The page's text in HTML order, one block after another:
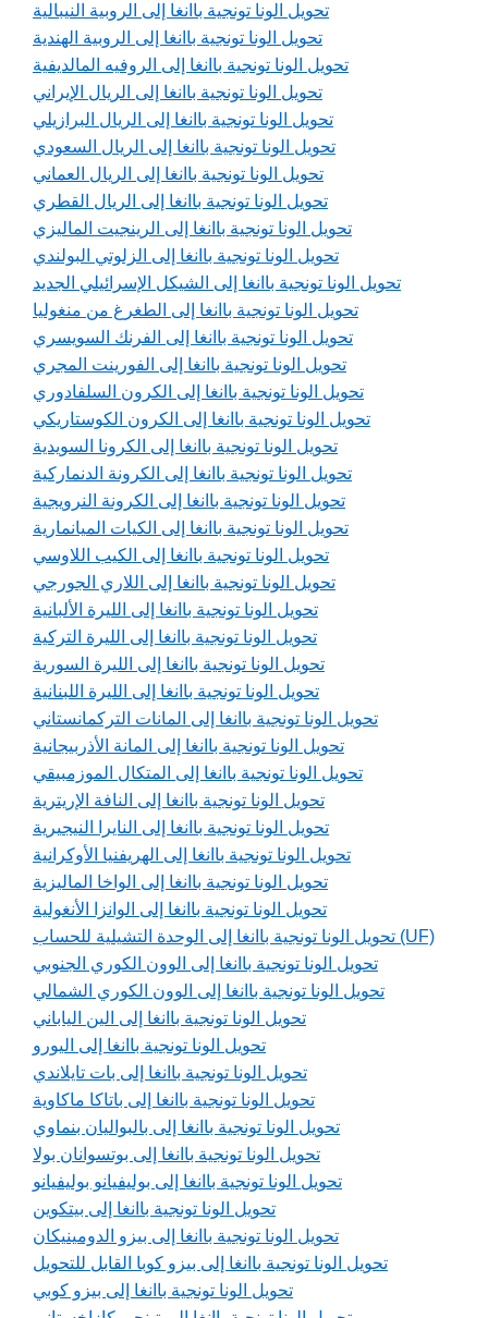
تحويل الونا تونجية باانغا إلى الروبية النيبالية
تحويل الونا تونجية باانغا إلى الروبية الهندية
تحويل الونا تونجية باانغا إلى الروفيه المالديفية
تحويل الونا تونجية باانغا إلى الريال الإيراني
تحويل الونا تونجية باانغا إلى الريال البرازيلي
تحويل الونا تونجية باانغا إلى الريال السعودي
تحويل الونا تونجية باانغا إلى الريال العماني
تحويل الونا تونجية باانغا إلى الريال القطري
تحويل الونا تونجية باانغا إلى الرينجيت الماليزي
تحويل الونا تونجية باانغا إلى الزلوتي البولندي
تحويل الونا تونجية باانغا إلى الشيكل الإسرائيلي الجديد
تحويل الونا تونجية باانغا إلى الطغرغ من منغوليا
تحويل الونا تونجية باانغا إلى الفرنك السويسري
تحويل الونا تونجية باانغا إلى الفورينت المجري
تحويل الونا تونجية باانغا إلى الكرون السلفادوري
تحويل الونا تونجية باانغا إلى الكرون الكوستاريكي
تحويل الونا تونجية باانغا إلى الكرونا السويدية
تحويل الونا تونجية باانغا إلى الكرونة الدنماركية
تحويل الونا تونجية باانغا إلى الكرونة النرويجية
تحويل الونا تونجية باانغا إلى الكيات الميانمارية
تحويل الونا تونجية باانغا إلى الكيب اللاوسي
تحويل الونا تونجية باانغا إلى اللاري الجورجي
تحويل الونا تونجية باانغا إلى الليرة الألبانية
تحويل الونا تونجية باانغا إلى الليرة التركية
تحويل الونا تونجية باانغا إلى الليرة السورية
تحويل الونا تونجية باانغا إلى الليرة اللبنانية
تحويل الونا تونجية باانغا إلى المانات التركمانستاني
تحويل الونا تونجية باانغا إلى المانة الأذربيجانية
تحويل الونا تونجية باانغا إلى المتكال الموزمبيقي
تحويل الونا تونجية باانغا إلى النافة الإريترية
تحويل الونا تونجية باانغا إلى النايرا النيجيرية
تحويل الونا تونجية باانغا إلى الهريفنيا الأوكرانية
تحويل الونا تونجية باانغا إلى الواخا الماليزية
تحويل الونا تونجية باانغا إلى الوانزا الأنغولية
تحويل الونا تونجية باانغا إلى الوحدة التشيلية للحساب (UF)
تحويل الونا تونجية باانغا إلى الوون الكوري الجنوبي
تحويل الونا تونجية باانغا إلى الوون الكوري الشمالي
تحويل الونا تونجية باانغا إلى الين الياباني
تحويل الونا تونجية باانغا إلى اليورو
تحويل الونا تونجية باانغا إلى بات تايلاندي
تحويل الونا تونجية باانغا إلى باتاكا ماكاوية
تحويل الونا تونجية باانغا إلى بالبواليان بنماوي
تحويل الونا تونجية باانغا إلى بوتسوانان بولا
تحويل الونا تونجية باانغا إلى بوليفيانو بوليفيانو
تحويل الونا تونجية باانغا إلى بيتكوين
تحويل الونا تونجية باانغا إلى بيزو الدومينيكان
تحويل الونا تونجية باانغا إلى بيزو كوبا القابل للتحويل
تحويل الونا تونجية باانغا إلى بيزو كوبي